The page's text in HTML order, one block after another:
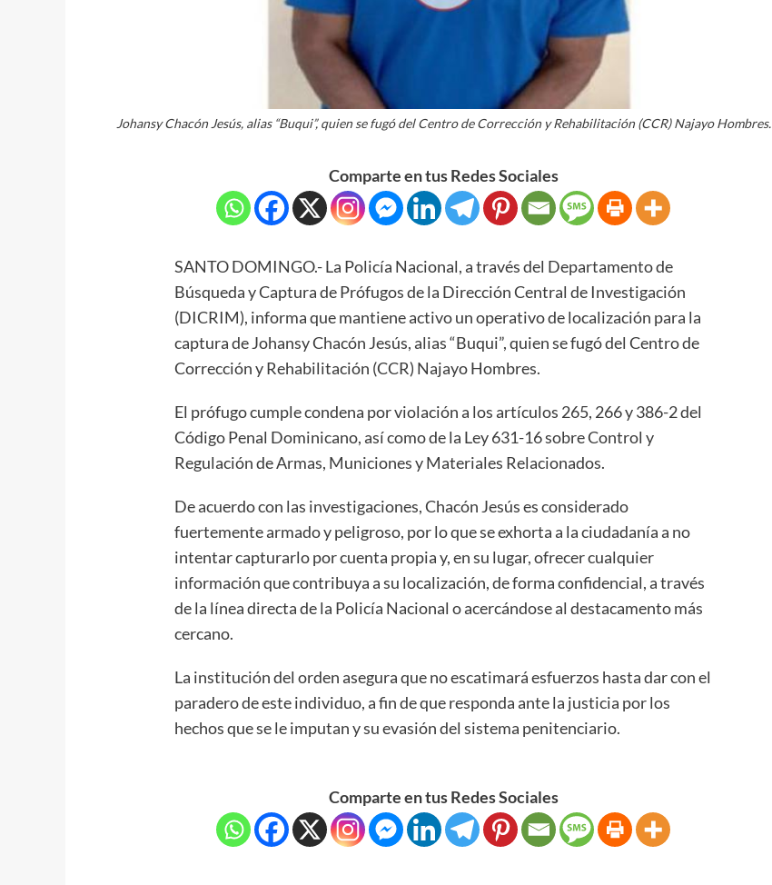
Johansy Chacón Jesús, alias “Buqui”, quien se fugó del Centro de Corrección y Rehabilitación (CCR) Najayo Hombres.
Comparte en tus Redes Sociales
SANTO DOMINGO.- La Policía Nacional, a través del Departamento de
Búsqueda y Captura de Prófugos de la Dirección Central de Investigación
(DICRIM), informa que mantiene activo un operativo de localización para la
captura de Johansy Chacón Jesús, alias “Buqui”, quien se fugó del Centro de
Corrección y Rehabilitación (CCR) Najayo Hombres.
El prófugo cumple condena por violación a los artículos 265, 266 y 386-2 del
Código Penal Dominicano, así como de la Ley 631-16 sobre Control y
Regulación de Armas, Municiones y Materiales Relacionados.
De acuerdo con las investigaciones, Chacón Jesús es considerado
fuertemente armado y peligroso, por lo que se exhorta a la ciudadanía a no
intentar capturarlo por cuenta propia y, en su lugar, ofrecer cualquier
información que contribuya a su localización, de forma confidencial, a través
de la línea directa de la Policía Nacional o acercándose al destacamento más
cercano.
La institución del orden asegura que no escatimará esfuerzos hasta dar con el
paradero de este individuo, a fin de que responda ante la justicia por los
hechos que se le imputan y su evasión del sistema penitenciario.
Comparte en tus Redes Sociales